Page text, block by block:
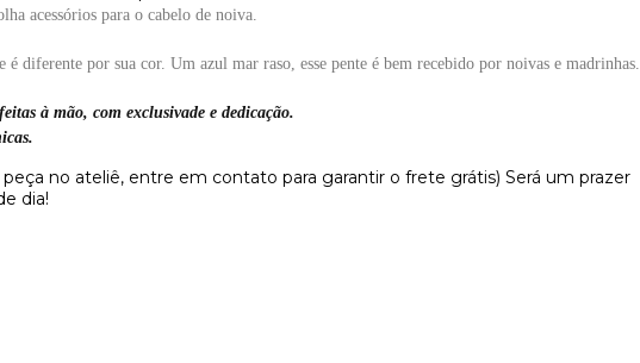
acessórios para o cabelo de noiva.
é diferente por sua cor. Um azul mar raso, esse pente é bem recebido por noivas e madrinhas.
à mão, com exclusivade e dedicação.
peça no ateliê, entre em contato para garantir o frete grátis) Será um prazer
dia!